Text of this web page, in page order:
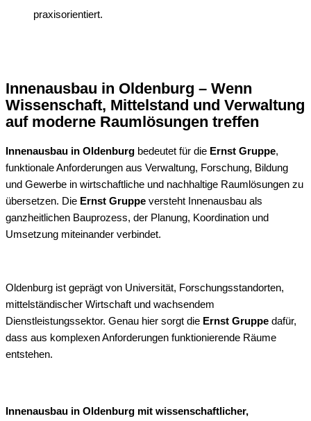
praxisorientiert.
Innenausbau in Oldenburg – Wenn
Wissenschaft, Mittelstand und Verwaltung
auf moderne Raumlösungen treffen
Innenausbau in Oldenburg bedeutet für die Ernst Gruppe,
funktionale Anforderungen aus Verwaltung, Forschung, Bildung
und Gewerbe in wirtschaftliche und nachhaltige Raumlösungen zu
übersetzen. Die Ernst Gruppe versteht Innenausbau als
ganzheitlichen Bauprozess, der Planung, Koordination und
Umsetzung miteinander verbindet.
Oldenburg ist geprägt von Universität, Forschungsstandorten,
mittelständischer Wirtschaft und wachsendem
Dienstleistungssektor. Genau hier sorgt die Ernst Gruppe dafür,
dass aus komplexen Anforderungen funktionierende Räume
entstehen.
Innenausbau in Oldenburg mit wissenschaftlicher,